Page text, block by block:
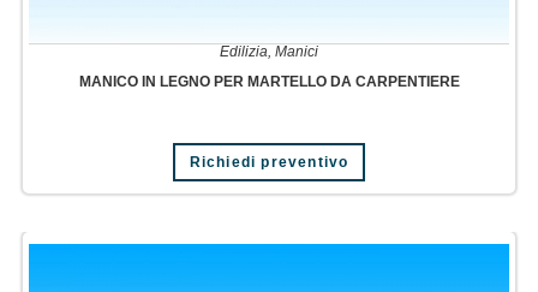
Edilizia Manici
MANICO IN LEGNO PER MARTELLO DA CARPENTIERE
Richiedi preventivo